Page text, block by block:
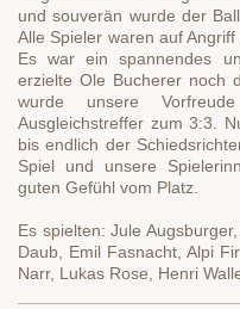
und souverän wurde der
Alle Spieler waren auf
Es war ein spannendes
erzielte Ole Bucherer noch
wurde unsere
Ausgleichstreffer zum 3:3.
bis endlich der
Spiel und unsere
guten Gefühl vom Platz.
Es spielten: Jule
Daub, Emil Fasnacht, Alpi
Narr, Lukas Rose, Henri